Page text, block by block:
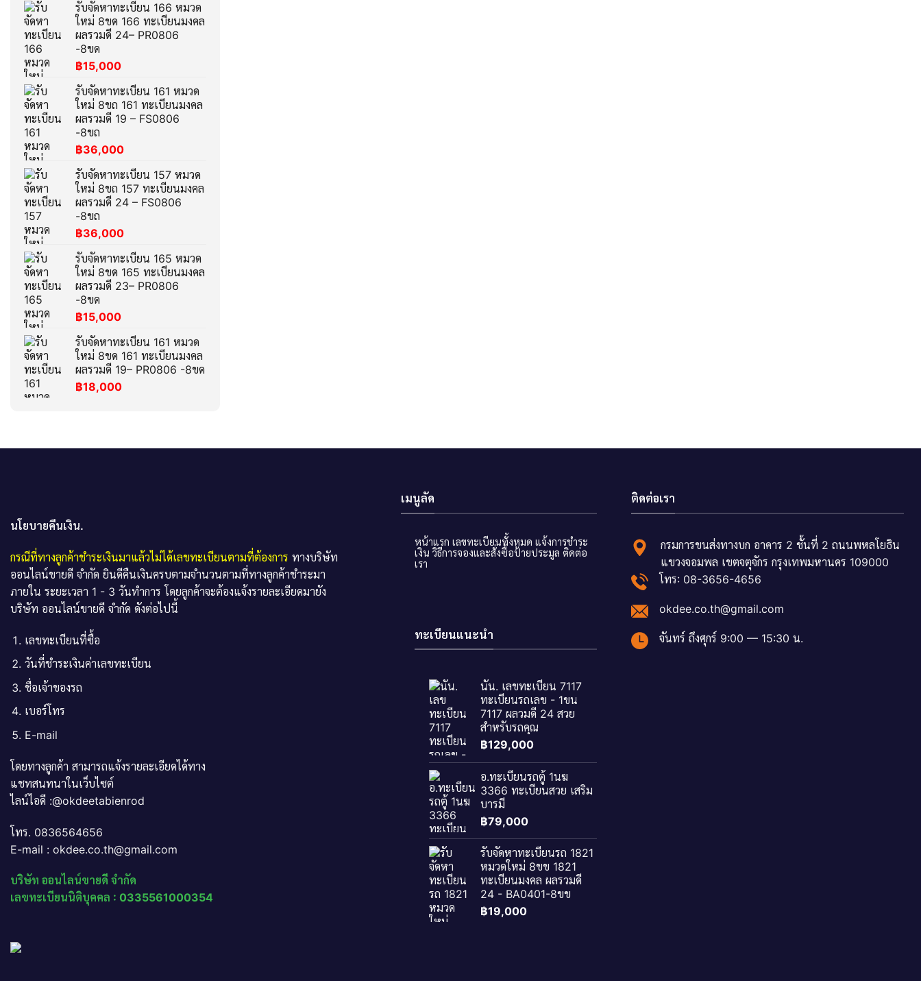
รับจัดหาทะเบียน 166 หมวด
ใหม่ 8ขด 166 ทะเบียนมงคล
ผลรวมดี 24– PR0806
-8ขด
฿15,000
รับจัดหาทะเบียน 161 หมวด
ใหม่ 8ขถ 161 ทะเบียนมงคล
ผลรวมดี 19 – FS0806
-8ขถ
฿36,000
รับจัดหาทะเบียน 157 หมวด
ใหม่ 8ขถ 157 ทะเบียนมงคล
ผลรวมดี 24 – FS0806
-8ขถ
฿36,000
รับจัดหาทะเบียน 165 หมวด
ใหม่ 8ขด 165 ทะเบียนมงคล
ผลรวมดี 23– PR0806
-8ขด
฿15,000
รับจัดหาทะเบียน 161 หมวด
ใหม่ 8ขด 161 ทะเบียนมงคล
ผลรวมดี 19– PR0806 -8ขด
฿18,000
นโยบายคืนเงิน.
กรณีที่ทางลูกค้าชำระเงินมาแล้วไม่ได้เลขทะเบียนตามที่ต้องการ ทางบริษัท
ออนไลน์ขายดี จำกัด ยินดีคืนเงินครบตามจำนวนตามที่ทางลูกค้าชำระมา
ภายใน ระยะเวลา 1 - 3 วันทำการ โดยลูกค้าจะต้องแจ้งรายละเอียดมายัง
บริษัท ออนไลน์ขายดี จำกัด ดังต่อไปนี้
เลขทะเบียนที่ซื้อ
วันที่ชำระเงินค่าเลขทะเบียน
ชื่อเจ้าของรถ
เบอร์โทร
E-mail
โดยทางลูกค้า สามารถแจ้งรายละเอียดได้ทาง
แชทสนทนาในเว็บไซต์
ไลน์ไอดี :@okdeetabienrod
โทร. 0836564656
E-mail : okdee.co.th@gmail.com
บริษัท ออนไลน์ขายดี จำกัด
เลขทะเบียนนิติบุคคล : 0335561000354
เมนูลัด
หน้าแรก เลขทะเบียนทั้งหมด แจ้งการชำระ
เงิน วิธีการจองและสั่งซื้อป้ายประมูล ติดต่อ
เรา
ทะเบียนแนะนำ
นัน. เลขทะเบียน 7117
ทะเบียนรถเลข - 1ขน
7117 ผลวมดี 24 สวย
สำหรับรถคุณ
฿129,000
อ.ทะเบียนรถตู้ 1นฆ
3366 ทะเบียนสวย เสริม
บารมี
฿79,000
รับจัดหาทะเบียนรถ 1821
หมวดใหม่ 8ขข 1821
ทะเบียนมงคล ผลรวมดี
24 - BA0401-8ขข
฿19,000
ติดต่อเรา
กรมการขนส่งทางบก อาคาร 2 ชั้นที่ 2 ถนนพหลโยธิน
แขวงจอมพล เขตจตุจักร กรุงเทพมหานคร 109000
โทร: 08-3656-4656
okdee.co.th@gmail.com
จันทร์ ถึงศุกร์ 9:00 — 15:30 น.